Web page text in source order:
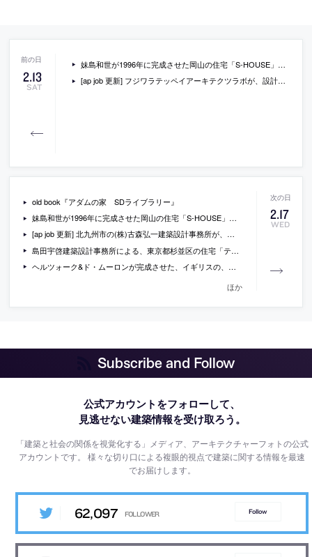
2.13
SAT
妹島和世が1996年に完成させた岡山の住宅「S-HOUSE」が、美術館として20日にオープン
[ap job 更新] フジワラテッペイアーキテクツラボが、設計スタッフを募集中
2.17
WED
old book『アダムの家 SDライブラリー』
妹島和世が1996年に完成させた岡山の住宅「S-HOUSE」を転用した美術館「S-HOUSEミュージアム」の公式サイトが公開
[ap job 更新] 北九州市の(株)古森弘一建築設計事務所が、設計スタッフ(正社員・新卒)を募集中
島田宇啓建築設計事務所による、東京都杉並区の住宅「テルヤマモミジの家」
ヘルツォーク&ド・ムーロンが完成させた、イギリスの、オックスフォード大学ブラバトニック公共政策大学院の新施設の写真
ほか
Subscribe and Follow
公式アカウントをフォローして、
見逃せない建築情報を受け取ろう。
「建築と社会の関係を視覚化する」メディア、アーキテクチャーフォトの公式
アカウントです。様々な切り口による複眼的視点で建築に関する情報を最速
でお届けします。
62,097 Follow